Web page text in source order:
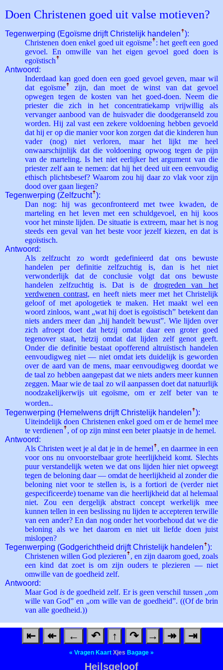
Doen Christenen goed uit valse motieven?
Tegenwerping (Egoïsme drijft Christelijk handelen ꜛ):
Christenen doen enkel goed uit egoïsmeꜛ : het geeft een goed
gevoel. En omwille van het eigen gevoel goed doen is
egoïstisch ꜛ
Antwoord:
Inderdaad kan goed doen een goed gevoel geven, maar wil
dat egoïsmeꜛ
zijn, dan moet de winst van dat gevoel
opwegen tegen de kosten van het goed-doen. Neem die
priester die zich in het concentratiekamp vrijwillig als
vervanger aanbood van de huisvader die doodgeranseld zou
worden. Hij zal vast een zekere voldoening hebben gevoeld
dat hij er op die manier voor kon zorgen dat die kinderen hun
vader (nog) niet verloren, maar het lijkt me heel
onwaarschijnlijk dat die voldoening opwoog tegen de pijn
van de marteling. Is het niet eerlijker het argument van die
priester zelf aan te nemen: dat hij het deed uit een eenvoudig
ethisch plichtsbesef? Waarom zou hij daar zo vlak voor zijn
dood over gaan liegen?
Tegenwerping (Zelfzuchtꜛ):
Dan nog: hij was geconfronteerd met twee kwaden, de
marteling en het leven met een schuldgevoel, en hij koos
voor het minste lijden. De situatie is extreem, maar het is nog
steeds een geval van het beste voor jezelf kiezen, en dat is
egoïstisch.
Antwoord:
Als zelfzucht zo wordt gedefinieerd dat ons bewuste
handelen per definitie zelfzuchtig is, dan is het niet
verwonderlijk dat de conclusie volgt dat ons bewuste
handelen zelfzuchtig is. Dat is de drogreden van het
verdwenen contrast, en heeft niets meer met het Christelijk
geloof of met apologetiek te maken. Het maakt wel een
woord zinloos, want „wat hij doet is egoïstisch” betekent dan
niets anders meer dan „hij handelt bewust”. Wie lijden over
zich afroept doet dat hetzij omdat daar een groter goed
tegenover staat, hetzij omdat dat lijden zelf genot geeft.
Onder die definitie bestaat opofferend altruïstisch handelen
eenvoudigweg niet — niet omdat iets duidelijk is geworden
over de aard van de mens, maar eenvoudigweg doordat we
de taal zo hebben aangepast dat we niets anders meer kunnen
zeggen. Maar wie de taal zo wil aanpassen doet dat natuurlijk
noodzakelijkerwijs uit egoïsme, om er zelf beter van te
worden‥
Tegenwerping (Hemelwens drijft Christelijk handelen ꜛ):
Uiteindelijk doen Christenen enkel goed om er de hemel mee
te verdienen ꜛ , of op zijn minst een beter plaatsje in de hemel.
Antwoord:
Als Christen weet je al dat je in de hemel ꜛ , en daarmee in een
voor ons nu onvoorstelbaar grote heerlijkheid komt. Slechts
puur verstandelijk weten we dat ons lijden hier niet opweegt
tegen de beloning daar — omdat de heerlijkheid al zonder die
beloning niet voor te stellen is, is a fortiori de (verder niet
gespecificeerde) toename van die heerlijkheid dat al helemaal
niet. Zou een dergelijk abstract concept werkelijk mee
kunnen tellen in een beslissing nu lijden te accepteren terwille
van een ander? En dan nog onder het voorbehoud dat we die
beloning als we het daarom en niet uit liefde doen juist
mislopen?
Tegenwerping (Godgerichtheid drijft Christelijk handelen ꜛ):
Christenen willen God plezieren ꜛ , en zijn daarom goed, zoals
een kind dat zoet is om zijn ouders te plezieren — niet
omwille van de goedheid zelf.
Antwoord:
Maar God isde goedheid zelf. Er is geen verschil tussen „om
wille van God” en „om wille van de goedheid”. ((Of de brin
van alle goedheid.))
⇤ ↞ ← ↶ ↑ ↷ → ↠ ⇥
« Vragen Kaart Xjes Bagage »
Heilsgeloof